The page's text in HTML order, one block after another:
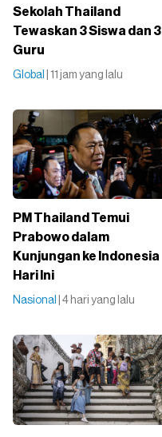
Sekolah Thailand
Tewaskan 3 Siswa dan 3
Guru
Global | 11 jam yang lalu
PM Thailand Temui
Prabowo dalam
Kunjungan ke Indonesia
Hari Ini
Nasional | 4 hari yang lalu